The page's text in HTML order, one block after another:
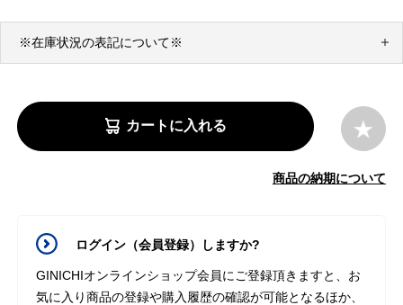
※在庫状況の表記について※
カートに入れる
商品の納期について
ログイン（会員登録）しますか?
GINICHIオンラインショップ会員にご登録頂きますと、お
気に入り商品の登録や購入履歴の確認が可能となるほか、